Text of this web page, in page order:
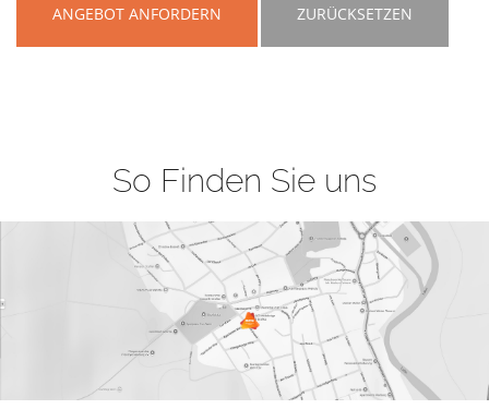
ANGEBOT ANFORDERN ZURÜCKSETZEN
So Finden Sie uns